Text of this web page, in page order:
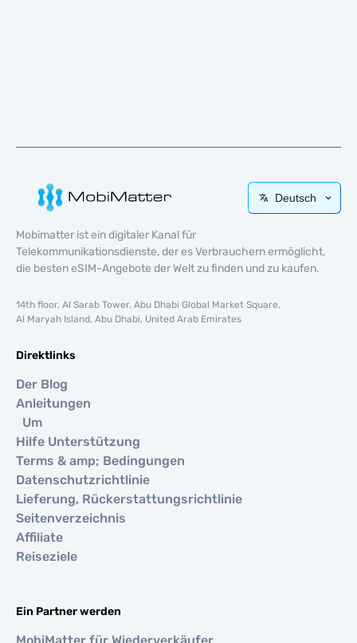
Deutsch
Mobimatter ist ein digitaler Kanal für
Telekommunikationsdienste, der es Verbrauchern ermöglicht,
die besten eSIM-Angebote der Welt zu finden und zu kaufen.
14th floor, Al Sarab Tower, Abu Dhabi Global Market Square,
Al Maryah Island, Abu Dhabi, United Arab Emirates
Direktlinks
Der Blog
Anleitungen
Um
Hilfe Unterstützung
Terms & amp; Bedingungen
Datenschutzrichtlinie
Lieferung, Rückerstattungsrichtlinie
Seitenverzeichnis
Affiliate
Reiseziele
Ein Partner werden